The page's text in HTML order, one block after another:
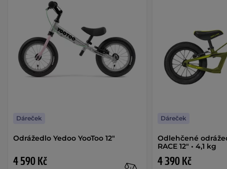
Odrážedlo Yedoo YooToo 12"
4 590 Kč
Dáreček
Odlehčené
RACE 12" • 4,1 kg
4 390 Kč
Dáreček